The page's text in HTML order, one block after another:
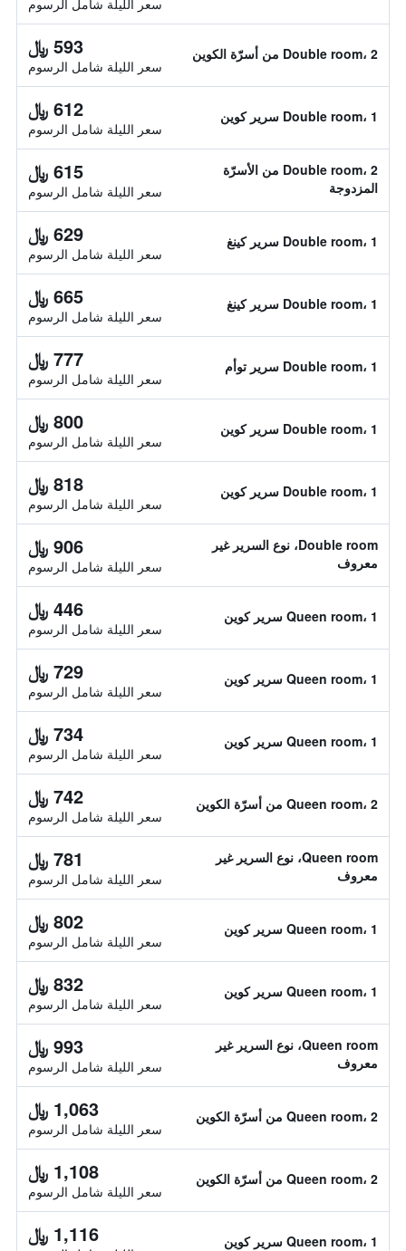
سعر الليلة شامل الرسوم
Double room، 2 من أسرّة الكوين 593 ﷼
سعر الليلة شامل الرسوم
Double room، 1 سرير كوين 612 ﷼
سعر الليلة شامل الرسوم
Double room، 2 من الأسرّة
المزدوجة
615 ﷼
سعر الليلة شامل الرسوم
Double room، 1 سرير كينغ 629 ﷼
سعر الليلة شامل الرسوم
Double room، 1 سرير كينغ 665 ﷼
سعر الليلة شامل الرسوم
Double room، 1 سرير توأم 777 ﷼
سعر الليلة شامل الرسوم
Double room، 1 سرير كوين 800 ﷼
سعر الليلة شامل الرسوم
Double room، 1 سرير كوين 818 ﷼
سعر الليلة شامل الرسوم
Double room، نوع السرير غير
معروف
906 ﷼
سعر الليلة شامل الرسوم
Queen room، 1 سرير كوين 446 ﷼
سعر الليلة شامل الرسوم
Queen room، 1 سرير كوين 729 ﷼
سعر الليلة شامل الرسوم
Queen room، 1 سرير كوين 734 ﷼
سعر الليلة شامل الرسوم
Queen room، 2 من أسرّة الكوين 742 ﷼
سعر الليلة شامل الرسوم
Queen room، نوع السرير غير
معروف
781 ﷼
سعر الليلة شامل الرسوم
Queen room، 1 سرير كوين 802 ﷼
سعر الليلة شامل الرسوم
Queen room، 1 سرير كوين 832 ﷼
سعر الليلة شامل الرسوم
Queen room، نوع السرير غير
معروف
993 ﷼
سعر الليلة شامل الرسوم
Queen room، 2 من أسرّة الكوين 1,063 ﷼
سعر الليلة شامل الرسوم
Queen room، 2 من أسرّة الكوين 1,108 ﷼
سعر الليلة شامل الرسوم
Queen room، 1 سرير كوين 1,116 ﷼